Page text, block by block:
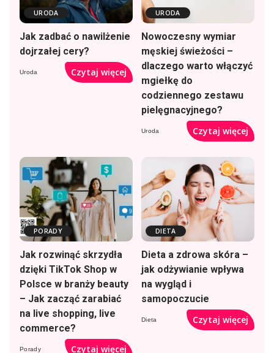
URODA
Jak zadbać o nawilżenie
dojrzałej cery?
Uroda Czytaj więcej
URODA
Nowoczesny wymiar
męskiej świeżości –
dlaczego warto włączyć
mgiełkę do
codziennego zestawu
pielęgnacyjnego?
Uroda Czytaj więcej
PORADY
Jak rozwinąć skrzydła
dzięki TikTok Shop w
Polsce w branży beauty
– Jak zacząć zarabiać
na live shopping, live
commerce?
Porady Czytaj więcej
DIETA
Dieta a zdrowa skóra –
jak odżywianie wpływa
na wygląd i
samopoczucie
Dieta Czytaj więcej